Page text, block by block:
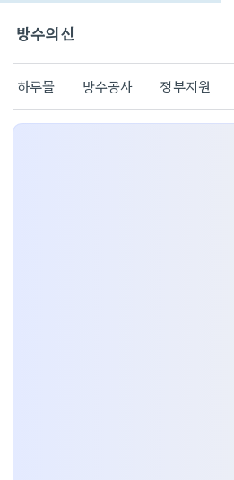
방수의신
하루몰 방수공사 정부지원